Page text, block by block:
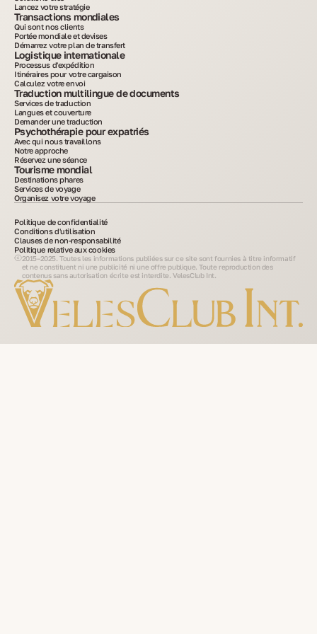
Lancez votre stratégie
Transactions mondiales
Qui sont nos clients
Portée mondiale et devises
Démarrez votre plan de transfert
Logistique internationale
Processus d'expédition
Itinéraires pour votre cargaison
Calculez votre envoi
Traduction multilingue de documents
Services de traduction
Langues et couverture
Demander une traduction
Psychothérapie pour expatriés
Avec qui nous travaillons
Notre approche
Réservez une séance
Tourisme mondial
Destinations phares
Services de voyage
Organisez votre voyage
2015–2025. Toutes les informations publiées sur ce site sont fournies à titre informatif
et ne constituent ni une publicité ni une offre publique. Toute reproduction des
contenus sans autorisation écrite est interdite. VelesClub Int.
Politique de confidentialité
Conditions d'utilisation
Clauses de non-responsabilité
Politique relative aux cookies